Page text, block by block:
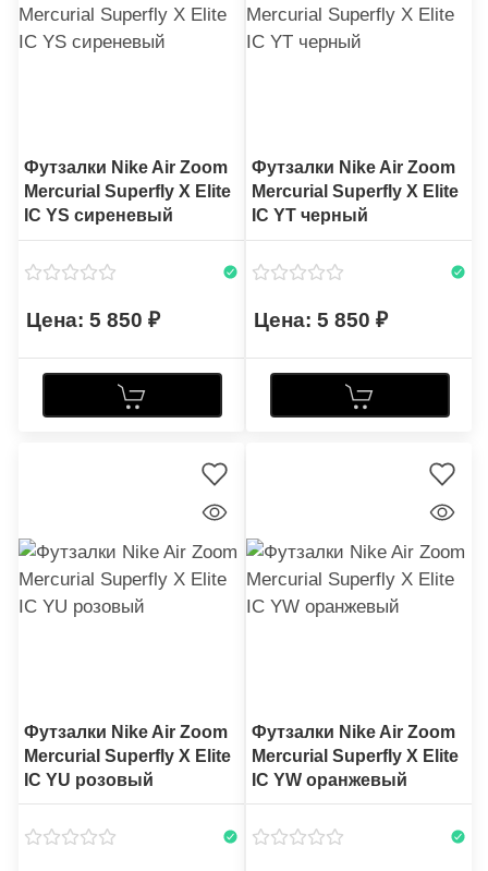
Футзалки Nike Air Zoom
Mercurial Superfly X Elite
IC YS сиреневый
5 850
Футзалки Nike Air Zoom
Mercurial Superfly X Elite
IC YT черный
5 850
Футзалки Nike Air Zoom
Mercurial Superfly X Elite
IC YU розовый
Футзалки Nike Air Zoom
Mercurial Superfly X Elite
IC YW оранжевый